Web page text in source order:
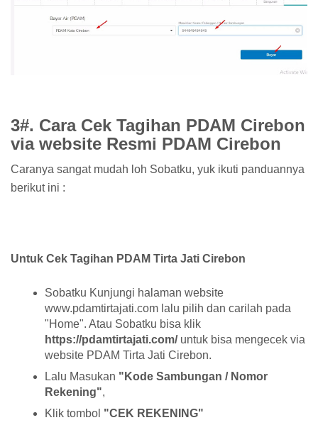
3#. Cara Cek Tagihan PDAM Cirebon
via website Resmi PDAM Cirebon
Caranya sangat mudah loh Sobatku, yuk ikuti panduannya
berikut ini :
Untuk Cek Tagihan PDAM Tirta Jati Cirebon
Sobatku Kunjungi halaman website
www.pdamtirtajati.com lalu pilih dan carilah pada
"Home". Atau Sobatku bisa klik
https://pdamtirtajati.com/ untuk bisa mengecek via
website PDAM Tirta Jati Cirebon.
Lalu Masukan "Kode Sambungan / Nomor
Rekening",
Klik tombol "CEK REKENING"